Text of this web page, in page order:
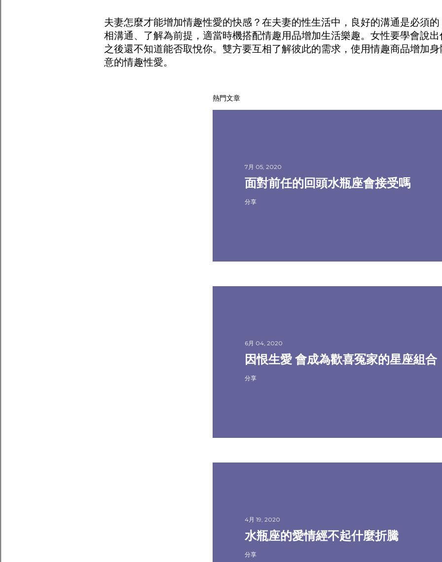
夫妻怎麼才能增加情趣性愛的快感？在夫妻的性生活中，良好的溝通是必須
相溝通、了解為前提，適當時機搭配情趣用品增加生活樂趣。女性要學會說
之後還不知道能否取悅你。雙方要互相了解彼此的需求，使用情趣商品增加
意的情趣性愛。
熱門文章
7月 05, 2020
面對前任的回頭水瓶座會接受嗎
分享
6月 04, 2020
因恨生愛 會成為歡喜冤家的星座組合
分享
4月 19, 2020
水瓶座的愛情經不起什麼折騰
分享